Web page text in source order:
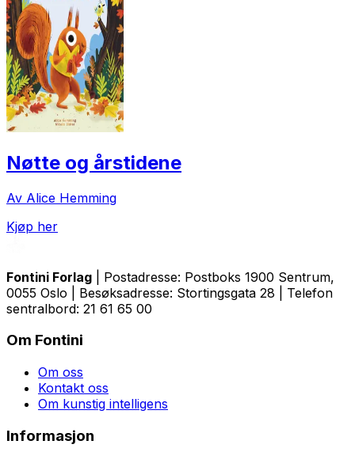
Nøtte og årstidene
Av Alice Hemming
Kjøp her
Fontini Forlag | Postadresse: Postboks 1900 Sentrum,
0055 Oslo | Besøksadresse: Stortingsgata 28 | Telefon
sentralbord: 21 61 65 00
Om Fontini
Om oss
Kontakt oss
Om kunstig intelligens
Informasjon